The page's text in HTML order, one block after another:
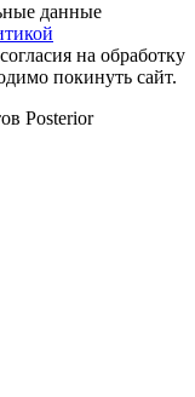
данные
на обработку
покинуть сайт.
Posterior